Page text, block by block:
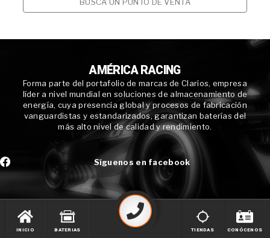
AMÉRICA RACING
Forma parte del portafolio de marcas de Clarios, empresa
líder a nivel mundial en soluciones de almacenamiento de
energía, cuya presencia global y procesos de fabricación
vanguardistas y estandarizados, garantizan baterías del
más alto nivel de calidad y rendimiento.
Síguenos en facebook
INICIO BATERIAS TIENDAS CONÓCENOS